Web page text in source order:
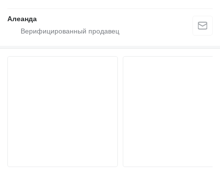
Алеанда